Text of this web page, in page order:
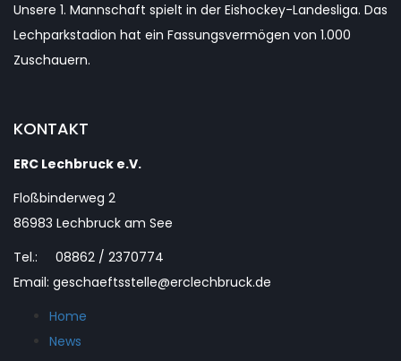
Unsere 1. Mannschaft spielt in der Eishockey-Landesliga. Das
Lechparkstadion hat ein Fassungsvermögen von 1.000
Zuschauern.
KONTAKT
ERC Lechbruck e.V.
Floßbinderweg 2
86983 Lechbruck am See
Tel.: 08862 / 2370774
Email: geschaeftsstelle@erclechbruck.de
Home
News